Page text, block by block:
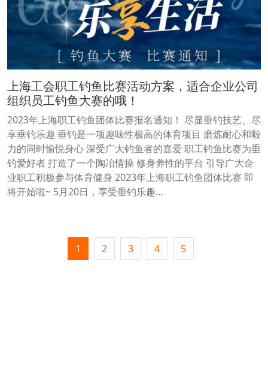
上海工会职工钓鱼比赛活动方案，适合企业公司
组织员工钓鱼大赛的哦！
2023年上海职工钓鱼团体比赛报名通知！ 尽显垂钓技艺、尽
享垂钓乐趣 垂钓是一项趣味性极高的体育项目 磨炼耐心和毅
力的同时愉悦身心 深受广大钓鱼者的喜爱 职工钓鱼比赛为垂
钓爱好者 打造了一个陶冶情操 修身养性的平台 引导广大企
业职工积极参与体育健身 2023年上海职工钓鱼团体比赛 即
将开始啦~ 5月20日，享受垂钓乐趣…
1 2 3 4 5